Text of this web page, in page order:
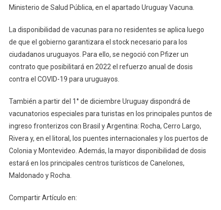
Ministerio de Salud Pública, en el apartado Uruguay Vacuna.
La disponibilidad de vacunas para no residentes se aplica luego
de que el gobierno garantizara el stock necesario para los
ciudadanos uruguayos. Para ello, se negoció con Pfizer un
contrato que posibilitará en 2022 el refuerzo anual de dosis
contra el COVID-19 para uruguayos.
También a partir del 1° de diciembre Uruguay dispondrá de
vacunatorios especiales para turistas en los principales puntos de
ingreso fronterizos con Brasil y Argentina: Rocha, Cerro Largo,
Rivera y, en el litoral, los puentes internacionales y los puertos de
Colonia y Montevideo. Además, la mayor disponibilidad de dosis
estará en los principales centros turísticos de Canelones,
Maldonado y Rocha.
Compartir Artículo en: